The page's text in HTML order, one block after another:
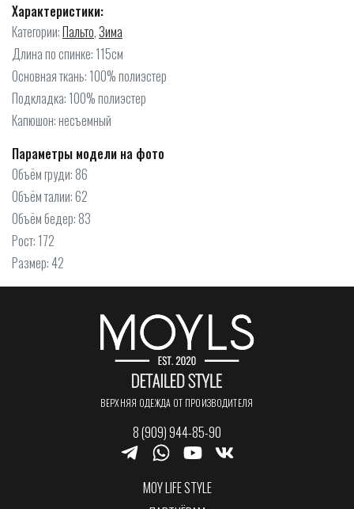
Характеристики:
Категории:Пальто,Зима
Длина по спинке: 115см
Основная ткань: 100% полиэстер
Подкладка: 100% полиэстер
Капюшон: несъемный
Параметры модели на фото
Объём груди: 86
Объём талии: 62
Объём бедер: 83
Рост: 172
Размер: 42
ВЕРХНЯЯ ОДЕЖДА ОТ ПРОИЗВОДИТЕЛЯ
8 (909) 944-85-90
MOY LIFE STYLE